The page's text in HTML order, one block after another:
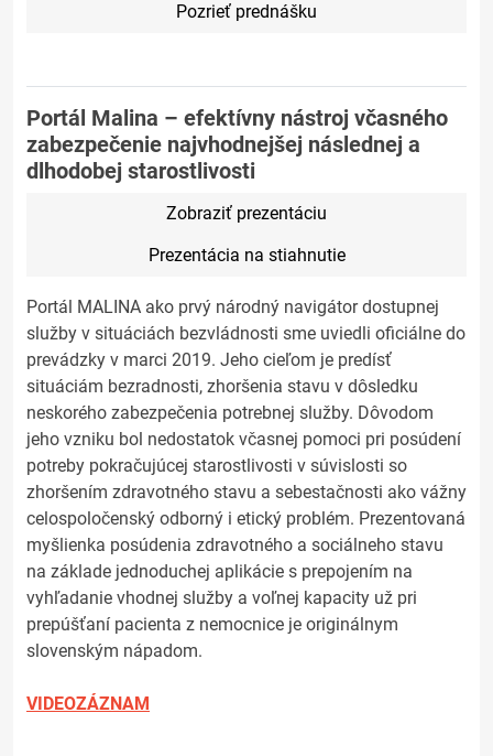
Pozrieť prednášku
Portál Malina – efektívny nástroj včasného
zabezpečenie najvhodnejšej následnej a
dlhodobej starostlivosti
Zobraziť prezentáciu
Prezentácia na stiahnutie
Portál MALINA ako prvý národný navigátor dostupnej
služby v situáciách bezvládnosti sme uviedli oficiálne do
prevádzky v marci 2019. Jeho cieľom je predísť
situáciám bezradnosti, zhoršenia stavu v dôsledku
neskorého zabezpečenia potrebnej služby. Dôvodom
jeho vzniku bol nedostatok včasnej pomoci pri posúdení
potreby pokračujúcej starostlivosti v súvislosti so
zhoršením zdravotného stavu a sebestačnosti ako vážny
celospoločenský odborný i etický problém. Prezentovaná
myšlienka posúdenia zdravotného a sociálneho stavu
na základe jednoduchej aplikácie s prepojením na
vyhľadanie vhodnej služby a voľnej kapacity už pri
prepúšťaní pacienta z nemocnice je originálnym
slovenským nápadom.
VIDEOZÁZNAM